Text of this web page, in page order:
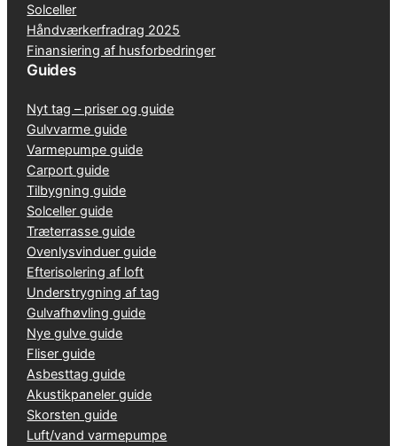
Solceller
Håndværkerfradrag 2025
Finansiering af husforbedringer
Guides
Nyt tag – priser og guide
Gulvvarme guide
Varmepumpe guide
Carport guide
Tilbygning guide
Solceller guide
Træterrasse guide
Ovenlysvinduer guide
Efterisolering af loft
Understrygning af tag
Gulvafhøvling guide
Nye gulve guide
Fliser guide
Asbesttag guide
Akustikpaneler guide
Skorsten guide
Luft/vand varmepumpe